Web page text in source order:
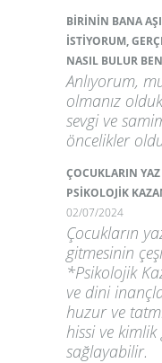
BİRİNİN BANA
İSTİYORUM,
NASIL BULUR
Anlıyorum,
olmanız
sevgi ve
öncelikler
ÇOCUKLARIN
PSİKOLOJİK
02/07/2024
Çocukların
gitmesinin
*Psikolojik
ve dini
huzur ve
hissi ve kimlik
sağlayabilir.